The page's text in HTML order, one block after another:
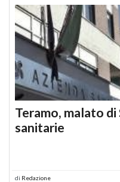
Teramo, malato
sanitarie
di Redazione